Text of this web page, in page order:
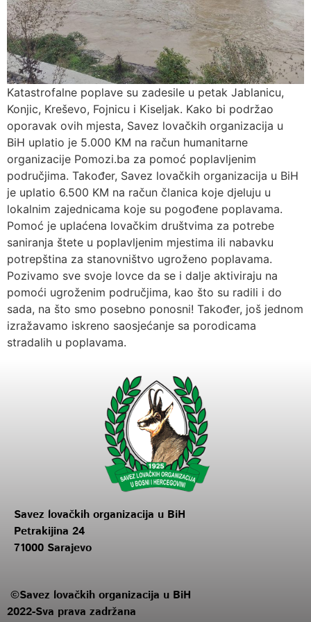
Katastrofalne poplave su zadesile u petak Jablanicu,
Konjic, Kreševo, Fojnicu i Kiseljak. Kako bi podržao
oporavak ovih mjesta, Savez lovačkih organizacija u
BiH uplatio je 5.000 KM na račun humanitarne
organizacije Pomozi.ba za pomoć poplavljenim
područjima. Također, Savez lovačkih organizacija u BiH
je uplatio 6.500 KM na račun članica koje djeluju u
lokalnim zajednicama koje su pogođene poplavama.
Pomoć je uplaćena lovačkim društvima za potrebe
saniranja štete u poplavljenim mjestima ili nabavku
potrepština za stanovništvo ugroženo poplavama.
Pozivamo sve svoje lovce da se i dalje aktiviraju na
pomoći ugroženim područjima, kao što su radili i do
sada, na što smo posebno ponosni! Također, još jednom
izražavamo iskreno saosjećanje sa porodicama
stradalih u poplavama.
Savez lovačkih organizacija u BiH
Petrakijina 24
71000 Sarajevo
©Savez lovačkih organizacija u BiH
2022-Sva prava zadržana